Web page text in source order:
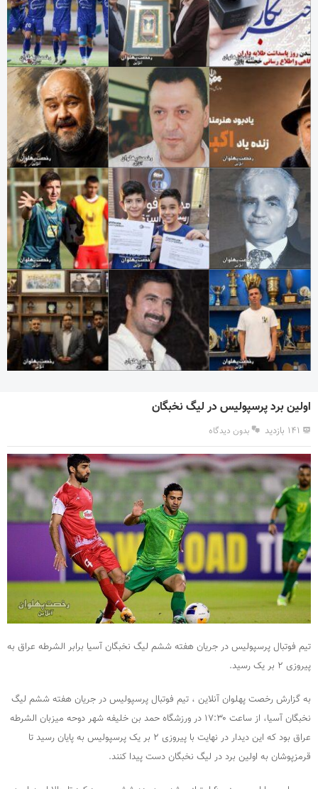
اولین برد پرسپولیس در لیگ‌ نخبگان
۱۴۱ بازدید بدون دیدگاه
تیم فوتبال پرسپولیس در جریان هفته ششم لیگ نخبگان آسیا برابر الشرطه عراق به
پیروزی ۲ بر یک رسید.
به گزارش رخصت پهلوان آنلاین ، تیم فوتبال پرسپولیس در جریان هفته ششم لیگ
نخبگان آسیا، از ساعت ۱۷:۳۰ در ورزشگاه حمد بن خلیفه شهر دوحه میزبان الشرطه
عراق بود که این دیدار در نهایت با پیروزی ۲ بر یک پرسپولیس به پایان رسید تا
قرمزپوشان به اولین برد در لیگ‌ نخبگان‌ دست پیدا کنند.